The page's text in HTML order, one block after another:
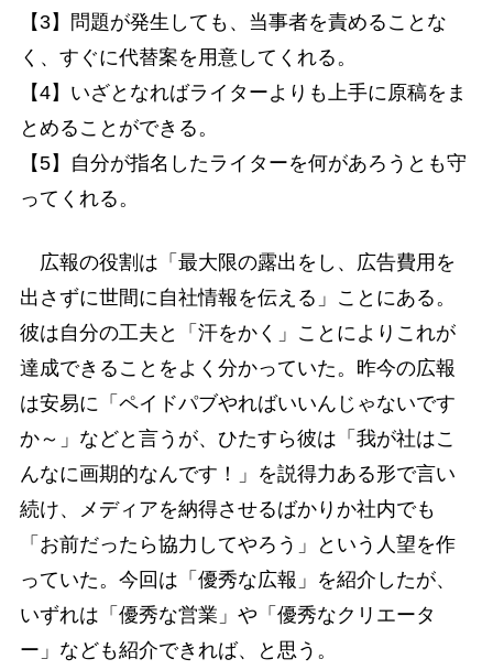
【3】問題が発生しても、当事者を責めることな
く、すぐに代替案を用意してくれる。
【4】いざとなればライターよりも上手に原稿をま
とめることができる。
【5】自分が指名したライターを何があろうとも守
ってくれる。
広報の役割は「最大限の露出をし、広告費用を
出さずに世間に自社情報を伝える」ことにある。
彼は自分の工夫と「汗をかく」ことによりこれが
達成できることをよく分かっていた。昨今の広報
は安易に「ペイドパブやればいいんじゃないです
か～」などと言うが、ひたすら彼は「我が社はこ
んなに画期的なんです！」を説得力ある形で言い
続け、メディアを納得させるばかりか社内でも
「お前だったら協力してやろう」という人望を作
っていた。今回は「優秀な広報」を紹介したが、
いずれは「優秀な営業」や「優秀なクリエータ
ー」なども紹介できれば、と思う。